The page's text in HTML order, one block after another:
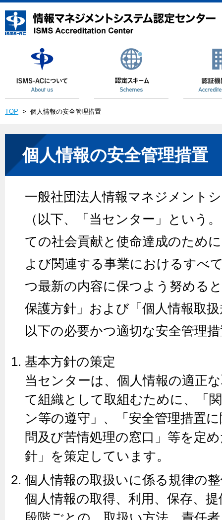
TOP > 個人情報の安全管理措置
個人情報の安全管理措置
一般社団法人情報マネジメント
（以下、「当センター」という
ての社会貢献と使命達成のため
よび関連する事業におけるすべ
つ最新の内容に保つよう努める
保護方針」および「個人情報取
以下の必要かつ適切な安全管理
基本方針の策定
当センターは、個人情報の適正
て組織として取組むために、「
ン等の遵守」、「安全管理措置
問及び苦情処理の窓口」等を定
針」を策定しています。
個人情報の取扱いに係る規律の
個人情報の取得、利用、保存、